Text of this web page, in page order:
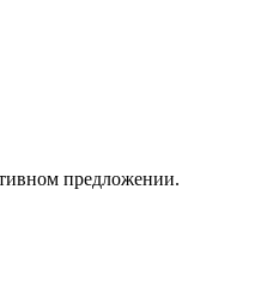
предложении.